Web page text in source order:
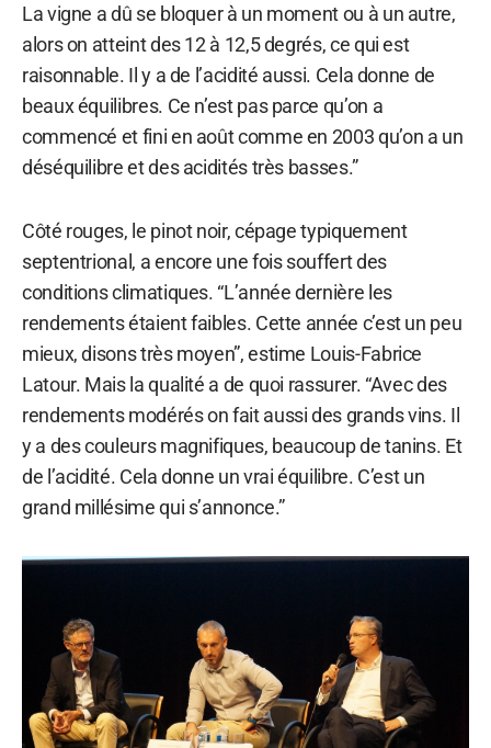
La vigne a dû se bloquer à un moment ou à un autre,
alors on atteint des 12 à 12,5 degrés, ce qui est
raisonnable. Il y a de l’acidité aussi. Cela donne de
beaux équilibres. Ce n’est pas parce qu’on a
commencé et fini en août comme en 2003 qu’on a un
déséquilibre et des acidités très basses.”
Côté rouges, le pinot noir, cépage typiquement
septentrional, a encore une fois souffert des
conditions climatiques. “L’année dernière les
rendements étaient faibles. Cette année c’est un peu
mieux, disons très moyen”, estime Louis-Fabrice
Latour. Mais la qualité a de quoi rassurer. “Avec des
rendements modérés on fait aussi des grands vins. Il
y a des couleurs magnifiques, beaucoup de tanins. Et
de l’acidité. Cela donne un vrai équilibre. C’est un
grand millésime qui s’annonce.”